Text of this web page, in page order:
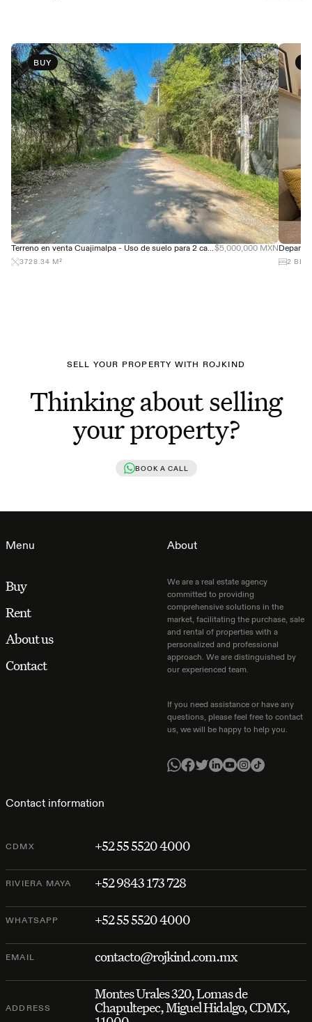
BUY
Terreno en venta Cuajimalpa - Uso de suelo para 2 casas$5,000,000 MXN
3728.34 M² 2
SELL YOUR PROPERTY WITH ROJKIND
Thinking about selling
your property?
BOOK A CALL
Menu
Buy
Rent
About us
Contact
Contact information
CDMX +52 55 5520 4000
RIVIERA MAYA +52 9843 173 728
WHATSAPP +52 55 5520 4000
EMAIL contacto@rojkind.com.mx
ADDRESS
Montes Urales 320, Lomas de
Chapultepec, Miguel Hidalgo, CDMX,
About
We are a real estate agency
committed to providing
comprehensive solutions in the
market, facilitating the purchase, sale
and rental of properties with a
personalized and professional
approach. We are distinguished by
our experienced team.
If you need assistance or have any
questions, please feel free to contact
us, we will be happy to help you.